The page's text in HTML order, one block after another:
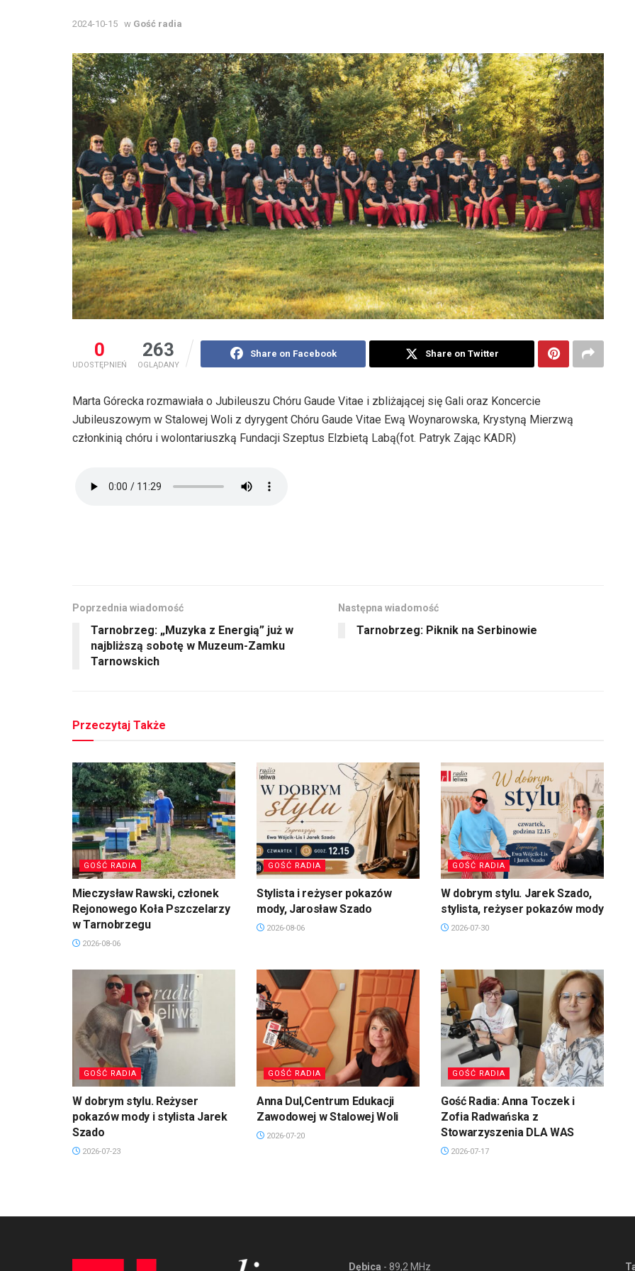
2024-10-15 w Gość radia
0
UDOSTĘPNIEŃ
263
OGLĄDANY
Share on Facebook Share on Twitter
Marta Górecka rozmawiała o Jubileuszu Chóru Gaude Vitae i zbliżającej się Gali oraz Koncercie
Jubileuszowym w Stalowej Woli z dyrygent Chóru Gaude Vitae Ewą Woynarowska, Krystyną Mierzwą
członkinią chóru i wolontariuszką Fundacji Szeptus Elzbietą Labą(fot. Patryk Zając KADR)
Poprzednia wiadomość
Tarnobrzeg: „Muzyka z Energią” już w
najbliższą sobotę w Muzeum-Zamku
Tarnowskich
Następna wiadomość
Tarnobrzeg: Piknik na Serbinowie
Przeczytaj Także
GOŚĆ RADIA
Mieczysław Rawski, członek
Rejonowego Koła Pszczelarzy
w Tarnobrzegu
2026-08-06
GOŚĆ RADIA
Stylista i reżyser pokazów
mody, Jarosław Szado
2026-08-06
GOŚĆ RADIA
W dobrym stylu. Jarek Szado,
stylista, reżyser pokazów mody
2026-07-30
GOŚĆ RADIA
W dobrym stylu. Reżyser
pokazów mody i stylista Jarek
Szado
2026-07-23
GOŚĆ RADIA
Anna Dul,Centrum Edukacji
Zawodowej w Stalowej Woli
2026-07-20
GOŚĆ RADIA
Gość Radia: Anna Toczek i
Zofia Radwańska z
Stowarzyszenia DLA WAS
2026-07-17
Dębica - 89,2 MHz